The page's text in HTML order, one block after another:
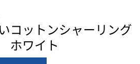
コットンシャーリング
ホワイト